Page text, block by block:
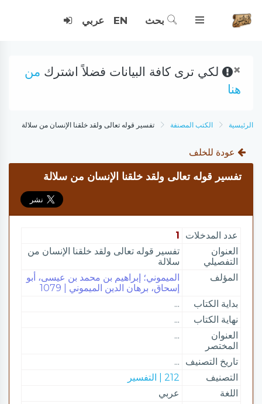
بحث EN عربي
× لكي ترى كافة البيانات فضلاً اشترك من
هنا
الرئيسية الكتب المصنفة تفسير قوله تعالى ولقد خلقنا الإنسان من سلالة
عودة للخلف
تفسير قوله تعالى ولقد خلقنا الإنسان من سلالة
عدد المدخلات
1
العنوان
التفصيلي
تفسير قوله تعالى ولقد خلقنا الإنسان من
سلالة
المؤلف
الميموني؛ إبراهيم بن محمد بن عيسى، أبو
إسحاق، برهان الدين الميموني | 1079
بداية الكتاب
...
نهاية الكتاب
...
العنوان
المختصر
...
تاريخ التصنيف
...
التصنيف
212 | التفسير
اللغة
عربي